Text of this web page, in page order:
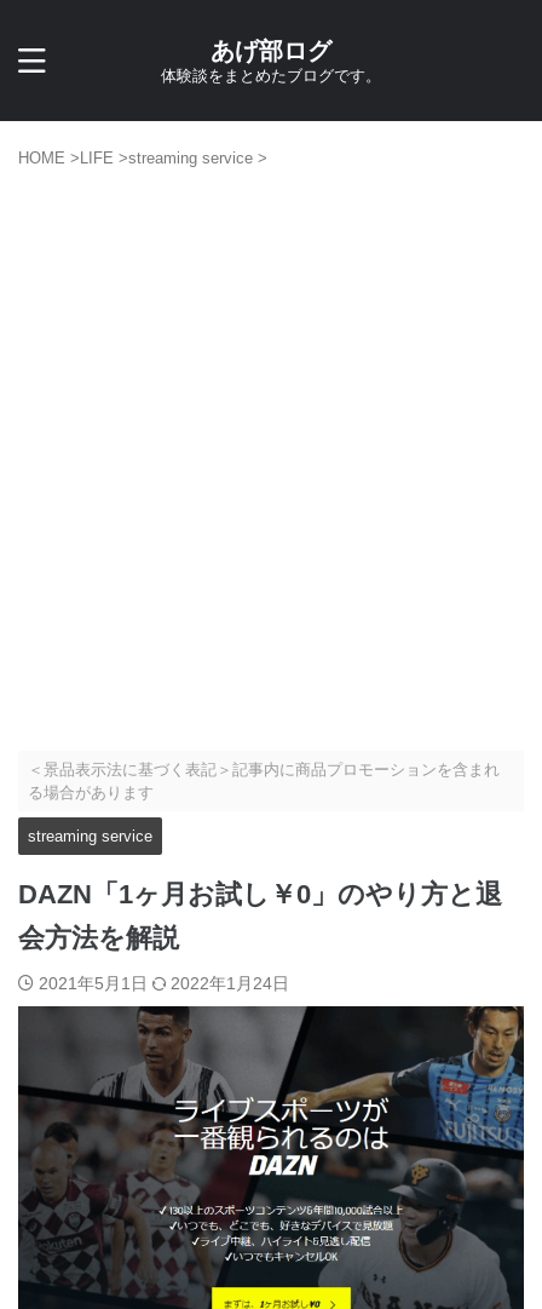
あげ部ログ
体験談をまとめたブログです。
HOME > LIFE >streaming service >
＜景品表示法に基づく表記＞記事内に商品プロモーションを含まれ
る場合があります
streaming service
DAZN「1ヶ月お試し￥0」のやり方と退
会方法を解説
2021年5月1日 2022年1月24日